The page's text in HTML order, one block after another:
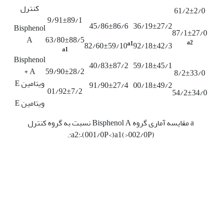
کنترل
Bisphenol
A
Bisphenol
A +
ویتامین E
ویتامین E
9/91±89/1
63/80±88/5
a1
59/90±28/2
01/92±7/2
45/86±86/6
82/60±59/10a1
40/83±87/2
91/90±27/4
36/19±27/2
92/18±42/3
59/18±45/1
00/18±49/2
61/2±2/0
87/1±27/0
a2
8/2±33/0
54/2±34/0
a مقایسه آماری گروه Bisphenol A نسبت به گروه کنترل
(002/0P<)a2:–(001/0P<)a1:.